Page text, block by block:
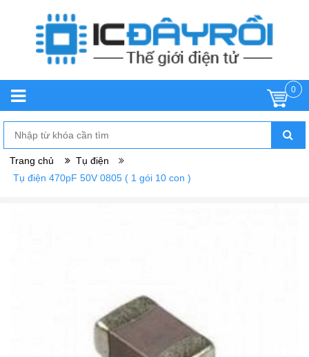
0
Trang chủ
Tụ điện
Tụ điện 470pF 50V 0805 ( 1 gói 10 con )